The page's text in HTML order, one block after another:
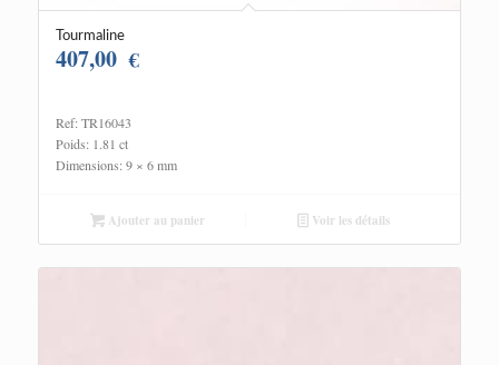
Tourmaline
407,00 €
Ref: TR16043
Poids: 1.81 ct
Dimensions: 9 × 6 mm
Ajouter au panier Voir les détails